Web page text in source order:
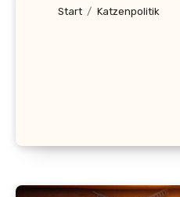
Start Katzenpolitik